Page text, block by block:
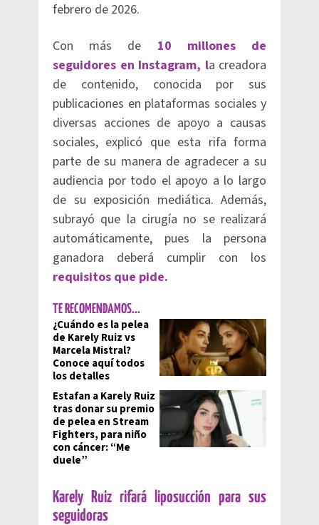
febrero de 2026.
Con más de 10 millones de
seguidores en Instagram, la creadora
de contenido, conocida por sus
publicaciones en plataformas sociales y
diversas acciones de apoyo a causas
sociales, explicó que esta rifa forma
parte de su manera de agradecer a su
audiencia por todo el apoyo a lo largo
de su exposición mediática. Además,
subrayó que la cirugía no se realizará
automáticamente, pues la persona
ganadora deberá cumplir con los
requisitos que pide.
TE RECOMENDAMOS...
¿Cuándo es la pelea
de Karely Ruiz vs
Marcela Mistral?
Conoce aquí todos
los detalles
Estafan a Karely Ruiz
tras donar su premio
de pelea en Stream
Fighters, para niño
con cáncer: “Me
duele”
Karely Ruiz rifará liposucción para sus
seguidoras